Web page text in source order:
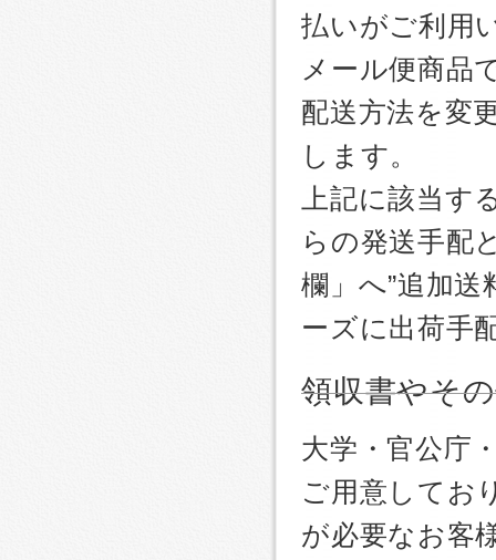
払いがご利用
メール便商品
配送方法を変
します。
上記に該当
らの発送手配
欄」へ”追加
ーズに出荷手
領収書やそ
大学・官公庁
ご用意してお
が必要なお客